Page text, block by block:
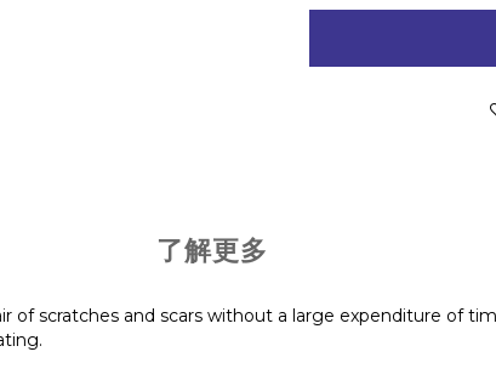
了解更多
scratches and scars without a large expenditure of